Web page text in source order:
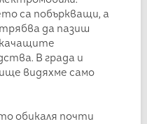
са побъркващи, а
да пазиш
В града и
видяхме само
обикаля почти